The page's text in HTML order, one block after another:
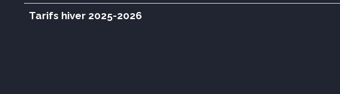
Tarifs hiver 2025-2026